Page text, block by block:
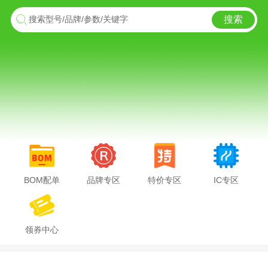
搜索型号/品牌/参数/关键字 搜索
BOM配单 品牌专区 特价专区 IC专区
领券中心